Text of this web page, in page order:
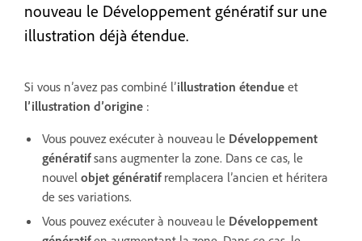
nouveau le Développement génératif sur une
illustration déjà étendue.
Si vous n’avez pas combiné l’illustration étendue et
l’illustration d’origine :
Vous pouvez exécuter à nouveau le Développement
génératifsans augmenter la zone. Dans ce cas, le
nouvel objet génératifremplacera l’ancien et héritera
de ses variations.
Vous pouvez exécuter à nouveau le Développement